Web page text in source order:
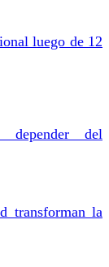
luego de 12
del
transforman la